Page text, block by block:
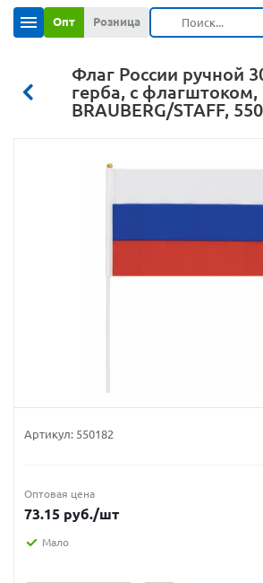
Опт Розница
Флаг России ручной
герба, с флагштоком,
BRAUBERG/STAFF,
Артикул: 550182
Оптовая цена
73.15 руб./шт
Мало